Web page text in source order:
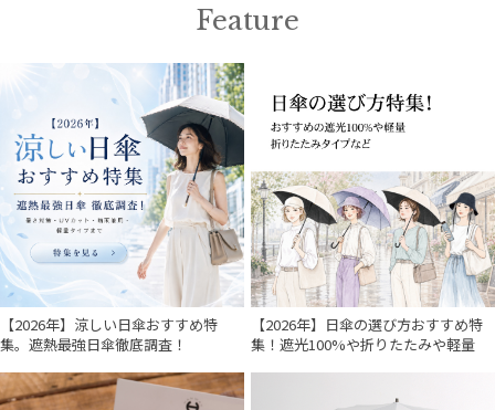
入荷状況
Feature
【2026年】涼しい日傘おすすめ特
集。遮熱最強日傘徹底調査！
【2026年】日傘の選び方おすすめ特
集！遮光100%や折りたたみや軽量